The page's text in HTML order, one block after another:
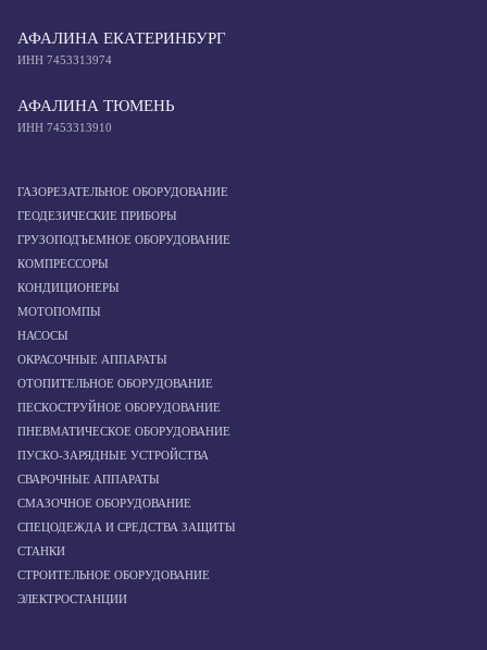
АФАЛИНА ЕКАТЕРИНБУРГ
ИНН 7453313974
АФАЛИНА ТЮМЕНЬ
ИНН 7453313910
ГАЗОРЕЗАТЕЛЬНОЕ ОБОРУДОВАНИЕ
ГЕОДЕЗИЧЕСКИЕ ПРИБОРЫ
ГРУЗОПОДЪЕМНОЕ ОБОРУДОВАНИЕ
КОМПРЕССОРЫ
КОНДИЦИОНЕРЫ
МОТОПОМПЫ
НАСОСЫ
ОКРАСОЧНЫЕ АППАРАТЫ
ОТОПИТЕЛЬНОЕ ОБОРУДОВАНИЕ
ПЕСКОСТРУЙНОЕ ОБОРУДОВАНИЕ
ПНЕВМАТИЧЕСКОЕ ОБОРУДОВАНИЕ
ПУСКО-ЗАРЯДНЫЕ УСТРОЙСТВА
СВАРОЧНЫЕ АППАРАТЫ
СМАЗОЧНОЕ ОБОРУДОВАНИЕ
СПЕЦОДЕЖДА И СРЕДСТВА ЗАЩИТЫ
СТАНКИ
СТРОИТЕЛЬНОЕ ОБОРУДОВАНИЕ
ЭЛЕКТРОСТАНЦИИ